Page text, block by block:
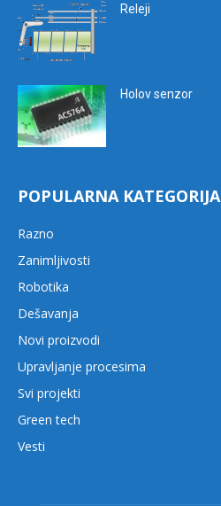
Releji
Holov senzor
POPULARNA KATEGORIJA
Razno
Zanimljivosti
Robotika
Dešavanja
Novi proizvodi
Upravljanje procesima
Svi projekti
Green tech
Vesti